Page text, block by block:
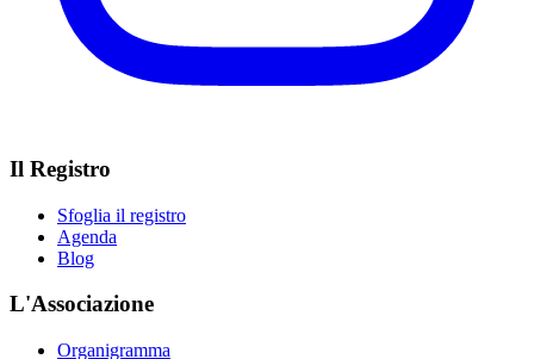
Il Registro
Sfoglia il registro
Agenda
Blog
L'Associazione
Organigramma